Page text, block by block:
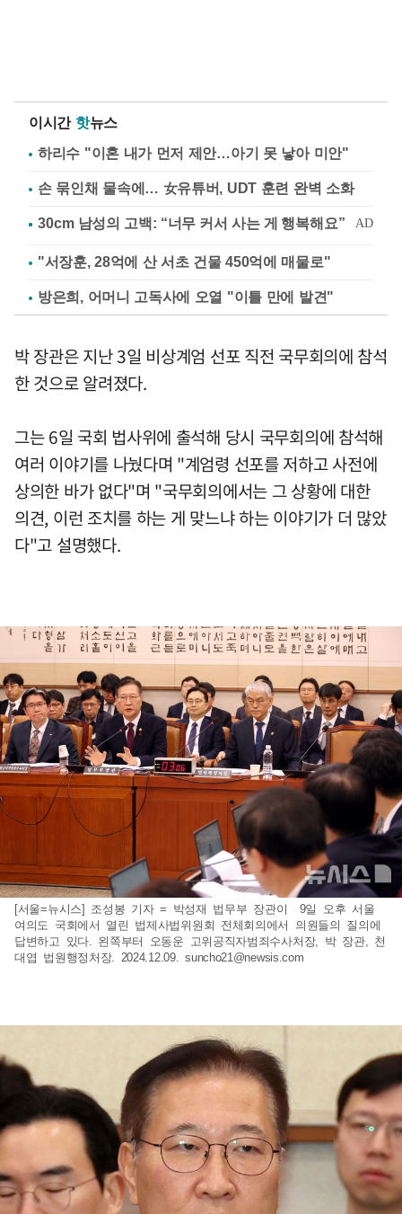
이시간 핫뉴스
하리수 "이혼 내가 먼저 제안…아기 못 낳아 미안"
손 묶인채 물속에… 女유튜버, UDT 훈련 완벽 소화
"서장훈, 28억에 산 서초 건물 450억에 매물로"
방은희, 어머니 고독사에 오열 "이틀 만에 발견"
박 장관은 지난 3일 비상계엄 선포 직전 국무회의에 참석
한 것으로 알려졌다.
그는 6일 국회 법사위에 출석해 당시 국무회의에 참석해
여러 이야기를 나눴다며 "계엄령 선포를 저하고 사전에
상의한 바가 없다"며 "국무회의에서는 그 상황에 대한
의견, 이런 조치를 하는 게 맞느냐 하는 이야기가 더 많았
다"고 설명했다.
[서울=뉴시스] 조성봉 기자 = 박성재 법무부 장관이 9일 오후 서울
여의도 국회에서 열린 법제사법위원회 전체회의에서 의원들의 질의에
답변하고 있다. 왼쪽부터 오동운 고위공직자범죄수사처장, 박 장관, 천
대엽 법원행정처장. 2024.12.09.suncho21@newsis.com